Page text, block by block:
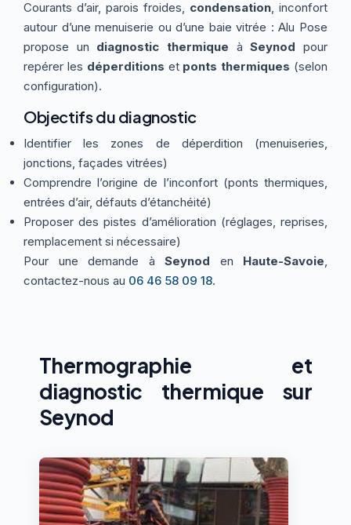
Thermographie ACTUALITÉS
ETRE RAPPELÉ
Courants d’air, parois froides, condensation , inconfort
autour d’une menuiserie ou d’une baie vitrée : Alu Pose
propose un diagnostic thermique àSeynod pour
repérer les déperditions et ponts thermiques (selon
configuration).
Objectifs du diagnostic
Identifier les zones de déperdition (menuiseries,
jonctions, façades vitrées)
Comprendre l’origine de l’inconfort (ponts thermiques,
entrées d’air, défauts d’étanchéité)
Proposer des pistes d’amélioration (réglages, reprises,
remplacement si nécessaire)
Pour une demande à Seynod en Haute-Savoie
contactez-nous au 06 46 58 09 18.
Thermographie et
diagnostic thermique sur
Seynod